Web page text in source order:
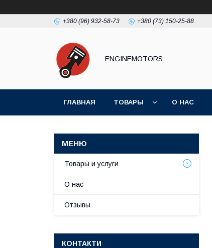
+380 (96) 932-58-73 +380 (73) 150-25-88
ENGINEMOTORS
ГЛАВНАЯ ТОВАРЫ О НАС
Товары и услуги
О нас
Отзывы
КОНТАКТИ